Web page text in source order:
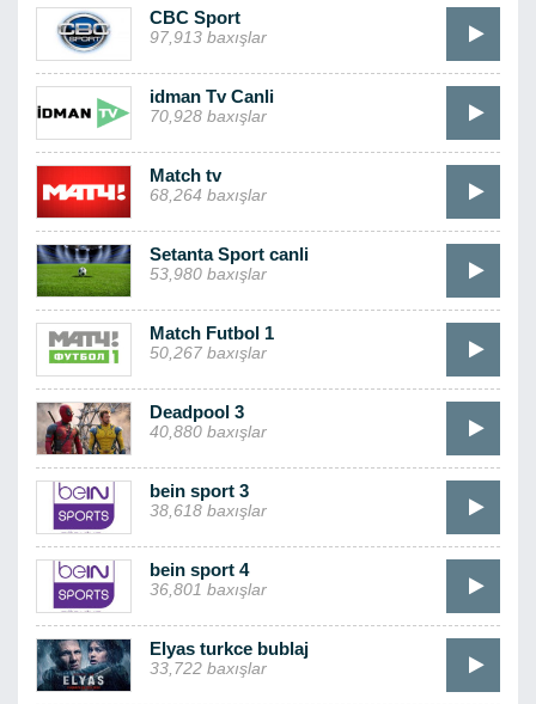
CBC Sport
97,913 baxışlar
idman Tv Canli
70,928 baxışlar
Match tv
68,264 baxışlar
Setanta Sport canli
53,980 baxışlar
Match Futbol 1
50,267 baxışlar
Deadpool 3
40,880 baxışlar
bein sport 3
38,618 baxışlar
bein sport 4
36,801 baxışlar
Elyas turkce bublaj
33,722 baxışlar